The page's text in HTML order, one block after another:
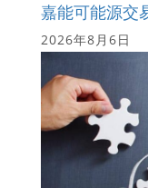
嘉能可能源交
2026年8月6日